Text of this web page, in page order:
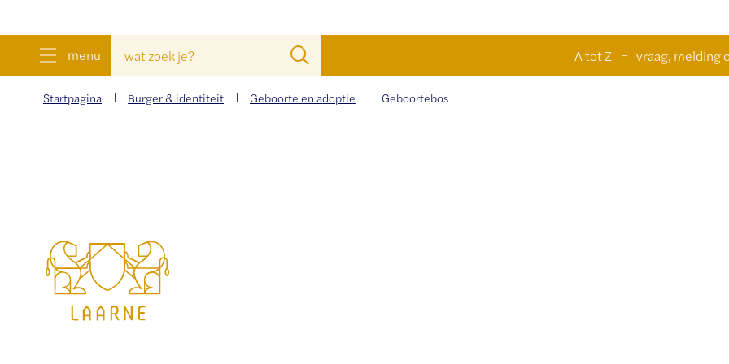
inhoud
menu
zoek
je?
A tot Z vraag, melding
Gemeente
Laarne
Startpagina Burger & identiteit Geboorte en adoptie Geboortebos